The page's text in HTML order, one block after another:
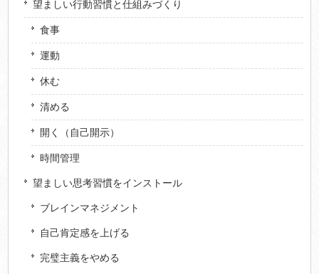
望ましい行動習慣と仕組みづくり
食事
運動
休む
清める
開く（自己開示）
時間管理
望ましい思考習慣をインストール
ブレインマネジメント
自己肯定感を上げる
完璧主義をやめる